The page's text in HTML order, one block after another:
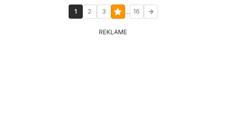
1 2 3 ... 16
REKLAME